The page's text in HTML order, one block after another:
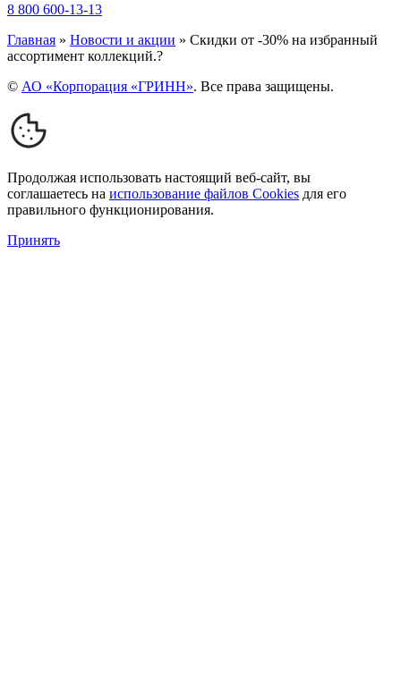
8 800 600-13-13
Главная » Новости и акции » Скидки от -30% на избранный
ассортимент коллекций.?
© АО «Корпорация «ГРИНН». Все права защищены.
Продолжая использовать настоящий веб-сайт, вы
соглашаетесь на использование файлов Cookies для его
правильного функционирования.
Принять